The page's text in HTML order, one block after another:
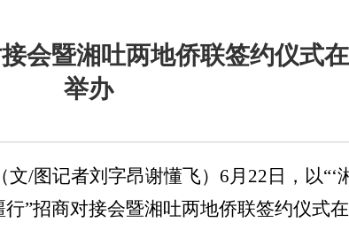
会暨湘吐两地侨联签约仪式
举办
/图记者刘字昂谢懂飞）6月22日，以“‘
行”招商对接会暨湘吐两地侨联签约仪式